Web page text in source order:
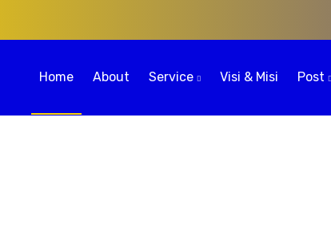
Home About Service Visi & Misi Post